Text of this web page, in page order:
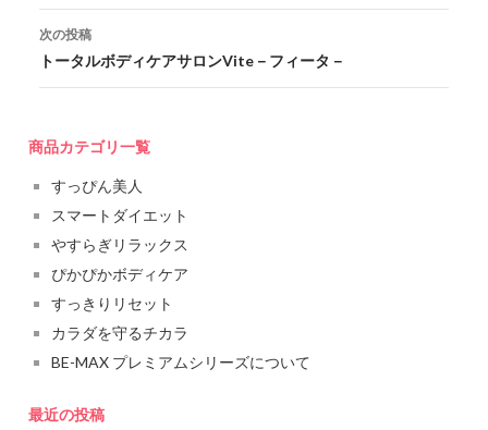
次の投稿
トータルボディケアサロンVite－フィータ－
商品カテゴリ一覧
すっぴん美人
スマートダイエット
やすらぎリラックス
ぴかぴかボディケア
すっきりリセット
カラダを守るチカラ
BE-MAX プレミアムシリーズについて
最近の投稿